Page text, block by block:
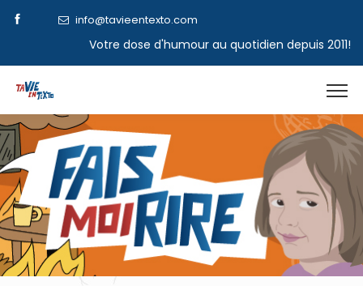
info@tavieentexto.com
Votre dose d'humour au quotidien depuis 2011!